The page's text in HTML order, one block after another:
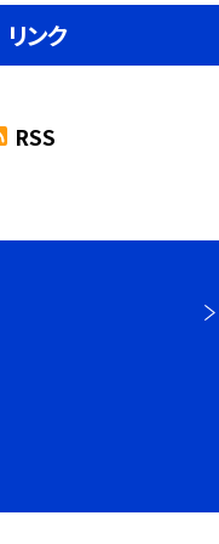
リンク
RSS